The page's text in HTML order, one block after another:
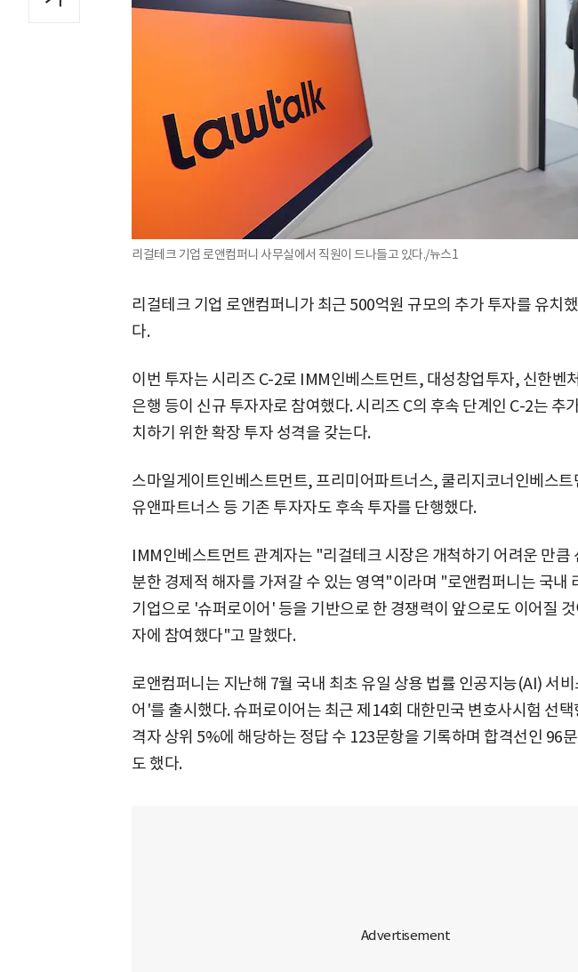
리걸테크 기업 로앤컴퍼니 사무실에서 직원이 드나들고 있다./뉴스1
리걸테크 기업 로앤컴퍼니가 최근 500억원 규모의 추가 투자를 유치
다.
이번 투자는 시리즈 C-2로 IMM인베스트먼트, 대성창업투자, 신한벤
은행 등이 신규 투자자로 참여했다. 시리즈 C의 후속 단계인 C-2는 추
치하기 위한 확장 투자 성격을 갖는다.
스마일게이트인베스트먼트, 프리미어파트너스, 쿨리지코너인베스
유앤파트너스 등 기존 투자자도 후속 투자를 단행했다.
IMM인베스트먼트 관계자는 "리걸테크 시장은 개척하기 어려운 만큼
분한 경제적 해자를 가져갈 수 있는 영역"이라며 "로앤컴퍼니는 국내
기업으로 '슈퍼로이어' 등을 기반으로 한 경쟁력이 앞으로도 이어질
자에 참여했다"고 말했다.
로앤컴퍼니는 지난해 7월 국내 최초 유일 상용 법률 인공지능(AI) 서비
어'를 출시했다. 슈퍼로이어는 최근 제14회 대한민국 변호사시험 선
격자 상위 5%에 해당하는 정답 수 123문항을 기록하며 합격선인 96
도 했다.